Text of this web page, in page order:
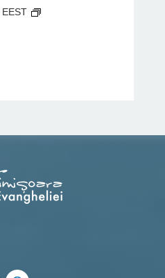
EEST